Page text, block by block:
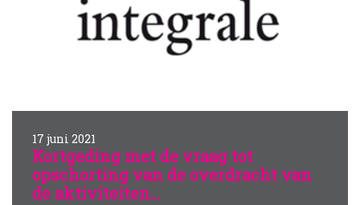
17 juni 2021
Kortgeding met de vraag tot
opschorting van de overdracht van
de aktiviteiten...